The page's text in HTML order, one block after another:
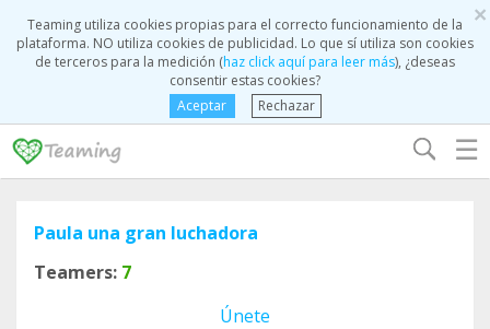
×
Teaming utiliza cookies propias para el correcto funcionamiento de la
plataforma. NO utiliza cookies de publicidad. Lo que sí utiliza son cookies
de terceros para la medición (haz click aquí para leer más), ¿deseas
consentir estas cookies?
Aceptar
Rechazar
☰
Paula una gran luchadora
Teamers: 7
Únete